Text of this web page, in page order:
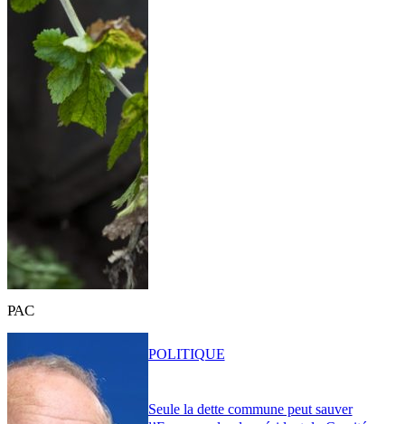
PAC
Seule la dette commune peut sauver
POLITIQUE